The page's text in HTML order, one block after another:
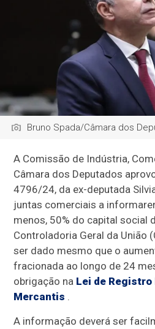
Bruno Spada/Câmara dos
A Comissão de Indústria,
Câmara dos Deputados
4796/24, da ex-deputada
juntas comerciais a
menos, 50% do capital social
Controladoria Geral da União
ser dado mesmo que o
fracionada ao longo de 24
obrigação na Lei de Registro
Mercantis .
A informação deverá ser